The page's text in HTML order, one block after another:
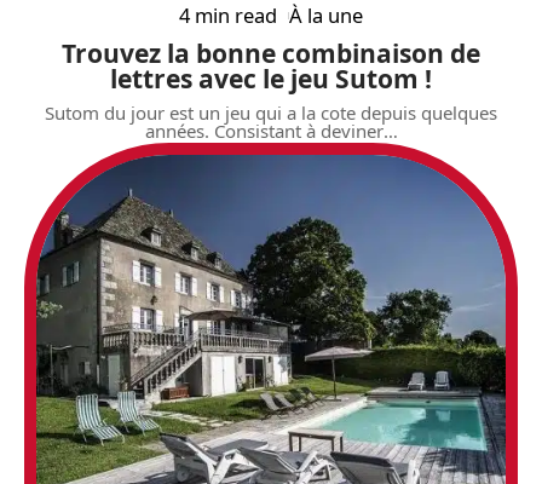
4 min read À la une
Trouvez la bonne combinaison de
lettres avec le jeu Sutom !
Sutom du jour est un jeu qui a la cote depuis quelques
années. Consistant à deviner…